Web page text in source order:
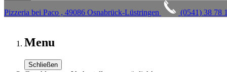
Pizzeria bei Paco , 49086 Osnabrück-Lüstringen (0541) 38 78
Menu
Schließen